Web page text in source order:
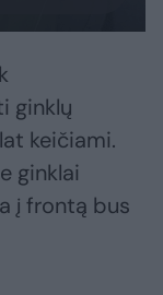
ginklų
keičiami.
ginklai
į frontą bus